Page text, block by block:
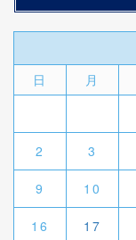
日
月
2 3
9 10
16 17